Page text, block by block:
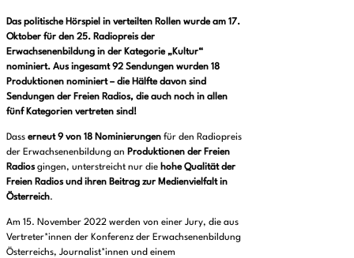
Das politische Hörspiel in verteilten Rollen wurde am 17.
Oktober für den 25. Radiopreis der
Erwachsenenbildung in der Kategorie „Kultur“
nominiert. Aus ingesamt 92 Sendungen wurden 18
Produktionen nominiert – die Hälfte davon sind
Sendungen der Freien Radios, die auch noch in allen
fünf Kategorien vertreten sind!
Dass erneut 9 von 18 Nominierungen für den Radiopreis
der Erwachsenenbildung an Produktionen der Freien
Radios gingen, unterstreicht nur die hohe Qualität der
Freien Radios und ihren Beitrag zur Medienvielfalt in
Österreich.
Am 15. November 2022 werden von einer Jury, die aus
Vertreter*innen der Konferenz der Erwachsenenbildung
Österreichs, Journalist*innen und einem